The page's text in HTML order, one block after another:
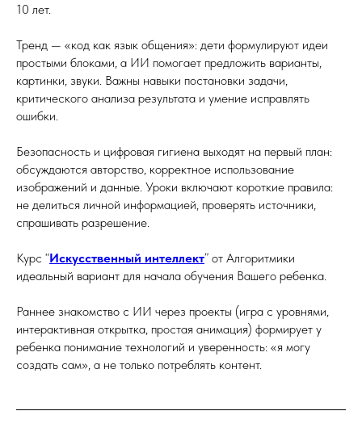
10 лет.
Тренд — «код как язык общения»: дети формулируют идеи
простыми блоками, а ИИ помогает предложить варианты,
картинки, звуки. Важны навыки постановки задачи,
критического анализа результата и умение исправлять
ошибки.
Безопасность и цифровая гигиена выходят на первый план:
обсуждаются авторство, корректное использование
изображений и данные. Уроки включают короткие правила:
не делиться личной информацией, проверять источники,
спрашивать разрешение.
Курс “Искусственный интеллект” от Алгоритмики
идеальный вариант для начала обучения Вашего ребенка.
Раннее знакомство с ИИ через проекты (игра с уровнями,
интерактивная открытка, простая анимация) формирует у
ребенка понимание технологий и уверенность: «я могу
создать сам», а не только потреблять контент.